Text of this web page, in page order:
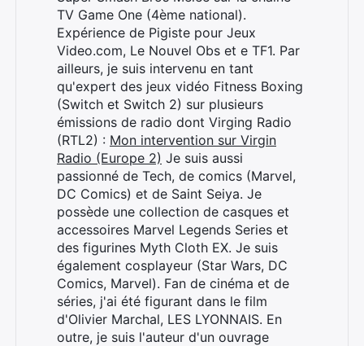
TV Game One (4ème national).
Expérience de Pigiste pour Jeux
Video.com, Le Nouvel Obs et e TF1. Par
ailleurs, je suis intervenu en tant
qu'expert des jeux vidéo Fitness Boxing
(Switch et Switch 2) sur plusieurs
émissions de radio dont Virging Radio
(RTL2) : Mon intervention sur Virgin
Radio (Europe 2) Je suis aussi
passionné de Tech, de comics (Marvel,
DC Comics) et de Saint Seiya. Je
possède une collection de casques et
accessoires Marvel Legends Series et
des figurines Myth Cloth EX. Je suis
également cosplayeur (Star Wars, DC
Comics, Marvel). Fan de cinéma et de
séries, j'ai été figurant dans le film
d'Olivier Marchal, LES LYONNAIS. En
outre, je suis l'auteur d'un ouvrage
Rechercher
: